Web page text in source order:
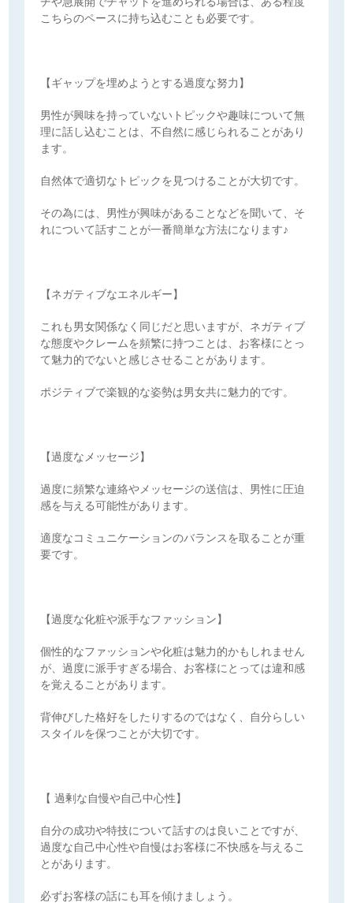
こちらのペースに持ち込むことも必要です。
【ギャップを埋めようとする過度な努力】
男性が興味を持っていないトピックや趣味について無
理に話し込むことは、不自然に感じられることがあり
ます。
自然体で適切なトピックを見つけることが大切です。
その為には、男性が興味があることなどを聞いて、そ
れについて話すことが一番簡単な方法になります♪
【ネガティブなエネルギー】
これも男女関係なく同じだと思いますが、ネガティブ
な態度やクレームを頻繁に持つことは、お客様にとっ
て魅力的でないと感じさせることがあります。
ポジティブで楽観的な姿勢は男女共に魅力的です。
【過度なメッセージ】
過度に頻繁な連絡やメッセージの送信は、男性に圧迫
感を与える可能性があります。
適度なコミュニケーションのバランスを取ることが重
要です。
【過度な化粧や派手なファッション】
個性的なファッションや化粧は魅力的かもしれません
が、過度に派手すぎる場合、お客様にとっては違和感
を覚えることがあります。
背伸びした格好をしたりするのではなく、自分らしい
スタイルを保つことが大切です。
【 過剰な自慢や自己中心性】
自分の成功や特技について話すのは良いことですが、
過度な自己中心性や自慢はお客様に不快感を与えるこ
とがあります。
必ずお客様の話にも耳を傾けましょう。